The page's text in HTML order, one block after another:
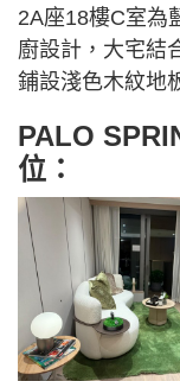
2A座18樓C室為
廚設計，大宅結
鋪設淺色木紋地
PALO
位：